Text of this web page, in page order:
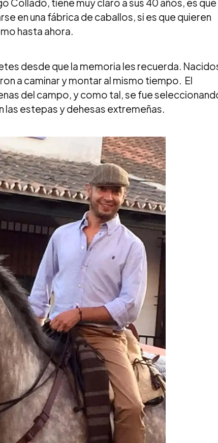
Collado, tiene muy claro a sus 40 años, es que
en una fábrica de caballos, si es que quieren
hasta ahora.
desde que la memoria les recuerda.
a caminar y montar al mismo tiempo. El
del campo, y como tal, se fue
las estepas y dehesas extremeñas.